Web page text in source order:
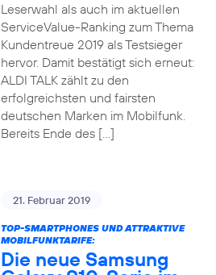
Leserwahl als auch im aktuellen
ServiceValue-Ranking zum Thema
Kundentreue 2019 als Testsieger
hervor. Damit bestätigt sich erneut:
ALDI TALK zählt zu den
erfolgreichsten und fairsten
deutschen Marken im Mobilfunk.
Bereits Ende des […]
21. Februar 2019
TOP-SMARTPHONES UND ATTRAKTIVE
MOBILFUNKTARIFE:
Die neue Samsung